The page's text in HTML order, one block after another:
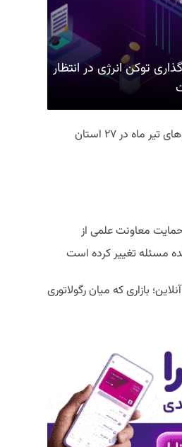
توکن انرژی در انتظار
گزارش شاپرک: تعداد تراکنش‌های تیر ماه در ۲۷ استان‌
معاونت علمی از
مسئله تغییر کرده است
بازاری که میان رگولاتوری